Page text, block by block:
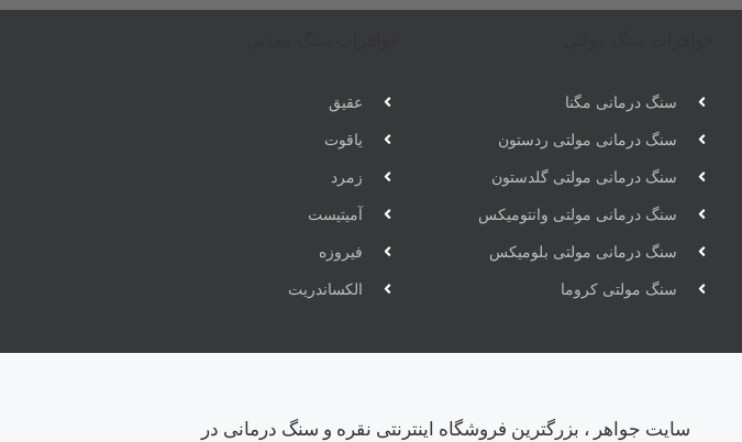
سنگ درمانی مگنا
سنگ درمانی مولتی ردستون
سنگ درمانی مولتی گلدستون
سنگ درمانی مولتی وانتومیکس
سنگ درمانی مولتی بلومیکس
سنگ مولتی کروما
عقیق
یاقوت
زمرد
آمیتیست
فیروزه
الکساندریت
سایت جواهر ، بزرگترین فروشگاه اینترنتی نقره و سنگ درمانی در